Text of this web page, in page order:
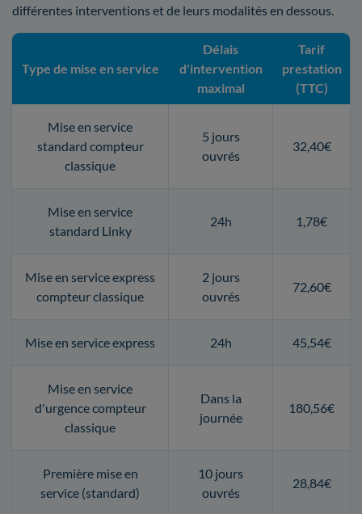
différentes interventions et de leurs modalités en dessous.
Type de mise en service
Délais
d'intervention
maximal
Tarif
prestation
(TTC)
Mise en service
standard compteur
classique
5 jours
ouvrés
32,40€
Mise en service
standard Linky
24h 1,78€
Mise en service express
compteur classique
2 jours
ouvrés
72,60€
Mise en service express 24h 45,54€
Mise en service
d'urgence compteur
classique
Dans la
journée
180,56€
Première mise en
service (standard)
10 jours
ouvrés
28,84€